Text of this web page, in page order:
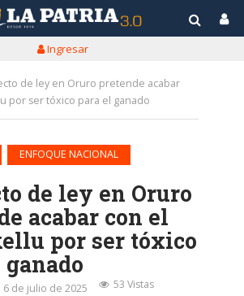
Ingresar
de ley en Oruro pretende acabar
por ser tóxico para el ganado
ENFOQUE NACIONAL
de ley en Oruro
acabar con el
por ser tóxico
6 de julio de 2025 53 Vistas